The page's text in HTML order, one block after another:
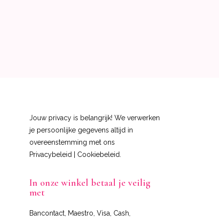
Jouw privacy is belangrijk! We verwerken
je persoonlijke gegevens altijd in
overeenstemming met ons
Privacybeleid| Cookiebeleid.
In onze winkel betaal je veilig
met
Bancontact, Maestro, Visa, Cash,